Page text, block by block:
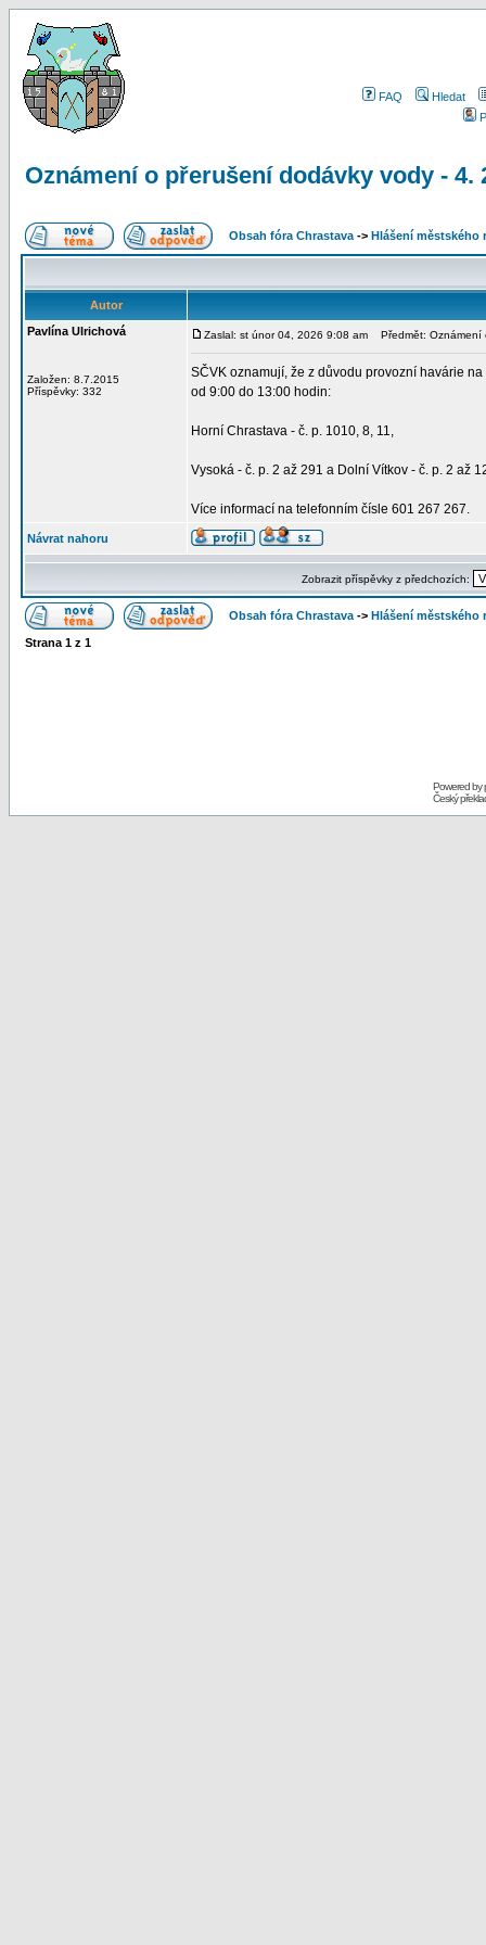
FAQ
Hledat
Oznámení o přerušení dodávky vody - 4.
Obsah fóra Chrastava -> Hlášení městského
Autor
Pavlína Ulrichová
Založen: 8.7.2015
Příspěvky: 332
Zaslal: st únor 04, 2026 9:08 am Předmět: Oznámení
SČVK oznamují, že z důvodu provozní havárie
od 9:00 do 13:00 hodin:
Horní Chrastava - č. p. 1010, 8, 11,
Vysoká - č. p. 2 až 291 a Dolní Vítkov - č. p. 2 až
Více informací na telefonním čísle 601 267 267.
Návrat nahoru
Zobrazit příspěvky z předchozích:
Obsah fóra Chrastava -> Hlášení městského
Strana 1 z 1
Powered by
Český